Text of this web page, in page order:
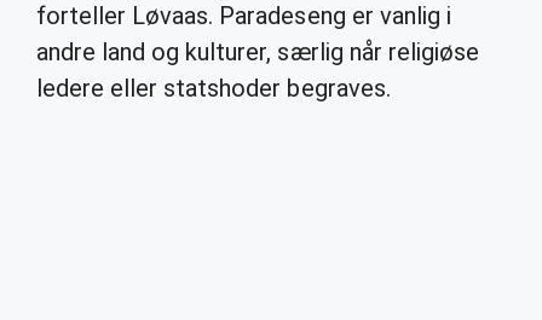
forteller Løvaas. Paradeseng er vanlig i
andre land og kulturer, særlig når religiøse
ledere eller statshoder begraves.